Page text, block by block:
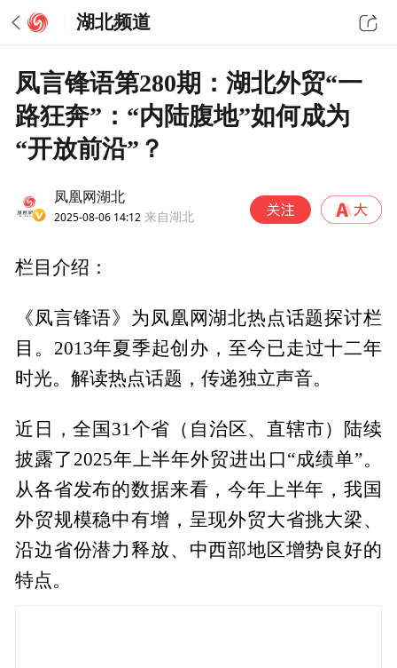
湖北频道
凤言锋语第280期：湖北外贸“一
路狂奔”：“内陆腹地”如何成为
“开放前沿”？
凤凰网湖北
2025-08-06 14:12 来自湖北
栏目介绍：
《凤言锋语》为凤凰网湖北热点话题探讨栏
目。2013年夏季起创办，至今已走过十二年
时光。解读热点话题，传递独立声音。
近日，全国31个省（自治区、直辖市）陆续
披露了2025年上半年外贸进出口“成绩单”。
从各省发布的数据来看，今年上半年，我国
外贸规模稳中有增，呈现外贸大省挑大梁、
沿边省份潜力释放、中西部地区增势良好的
特点。